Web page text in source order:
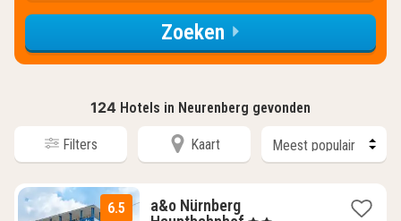
Zoeken
124 Hotels in Neurenberg gevonden
Filters Kaart
6.5
a&o Nürnberg